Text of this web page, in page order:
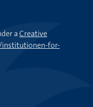
aCreative
for-